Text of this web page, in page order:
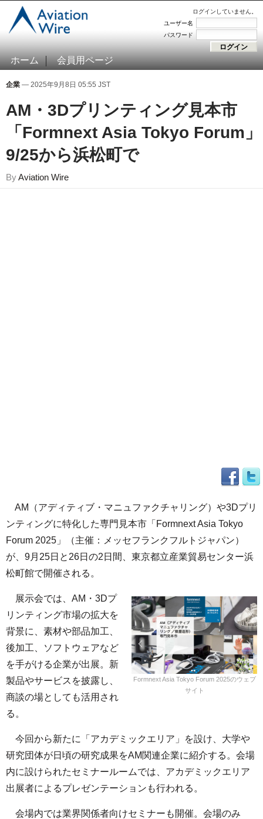
ログインしていません。
ユーザー名
パスワード
ホーム 会員用ページ
企業 — 2025年9月8日 05:55 JST
AM・3Dプリンティング見本市
「Formnext Asia Tokyo Forum」
9/25から浜松町で
ByAviation Wire
AM（アディティブ・マニュファクチャリング）や3Dプリ
ンティングに特化した専門見本市「Formnext Asia Tokyo
Forum 2025」（主催：メッセフランクフルトジャパン）
が、9月25日と26日の2日間、東京都立産業貿易センター浜
松町館で開催される。
Formnext Asia Tokyo Forum 2025のウェブ
サイト
展示会では、AM・3Dプ
リンティング市場の拡大を
背景に、素材や部品加工、
後加工、ソフトウェアなど
を手がける企業が出展。新
製品やサービスを披露し、
商談の場としても活用され
る。
今回から新たに「アカデミックエリア」を設け、大学や
研究団体が日頃の研究成果をAM関連企業に紹介する。会場
内に設けられたセミナールームでは、アカデミックエリア
出展者によるプレゼンテーションも行われる。
会場内では業界関係者向けセミナーも開催。会場のみ